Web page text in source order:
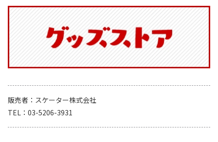
販売者
スケーター株式会社
TEL
03-5206-3931